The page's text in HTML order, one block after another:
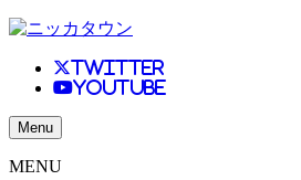
Twitter
Youtube
Menu
MENU